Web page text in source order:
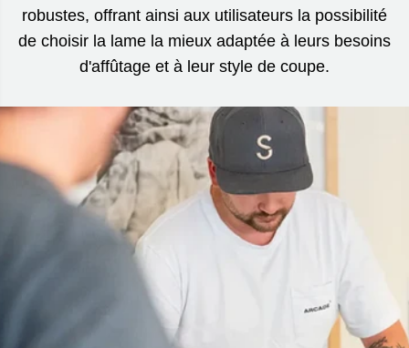
robustes, offrant ainsi aux utilisateurs la possibilité
de choisir la lame la mieux adaptée à leurs besoins
d'affûtage et à leur style de coupe.